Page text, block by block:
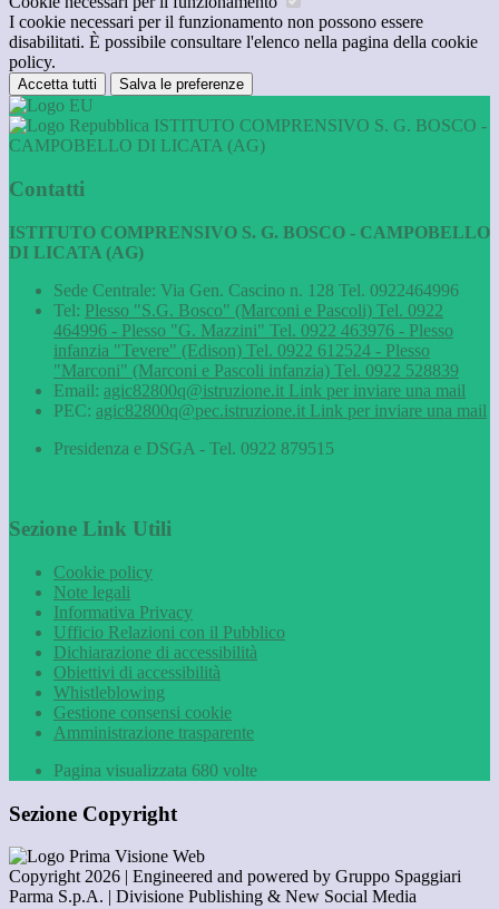
I cookie necessari per il funzionamento non possono essere
disabilitati. È possibile consultare l'elenco nella pagina della cookie
policy.
Accetta tutti Salva le preferenze
ISTITUTO COMPRENSIVO S. G. BOSCO -
CAMPOBELLO DI LICATA (AG)
Contatti
ISTITUTO COMPRENSIVO S. G. BOSCO - CAMPOBELLO
DI LICATA (AG)
Sede Centrale: Via Gen. Cascino n. 128 Tel. 0922464996
Tel: Plesso "S.G. Bosco" (Marconi e Pascoli) Tel. 0922
464996 - Plesso "G. Mazzini" Tel. 0922 463976 - Plesso
infanzia "Tevere" (Edison) Tel. 0922 612524 - Plesso
"Marconi" (Marconi e Pascoli infanzia) Tel. 0922 528839
Email: agic82800q@istruzione.it Link per inviare una mail
PEC: agic82800q@pec.istruzione.it Link per inviare una mail
Presidenza e DSGA - Tel. 0922 879515
Sezione Link Utili
Cookie policy
Note legali
Informativa Privacy
Ufficio Relazioni con il Pubblico
Dichiarazione di accessibilità
Obiettivi di accessibilità
Whistleblowing
Gestione consensi cookie
Amministrazione trasparente
Pagina visualizzata 680 volte
Sezione Copyright
Copyright 2026 | Engineered and powered by Gruppo Spaggiari
Parma S.p.A. | Divisione Publishing & New Social Media